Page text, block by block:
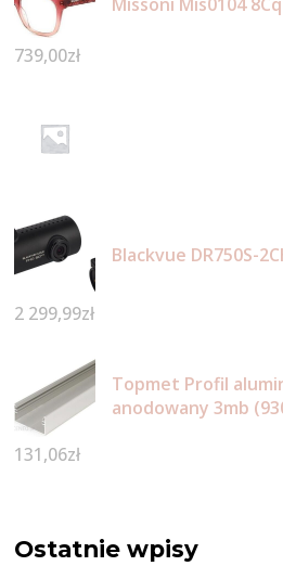
739,00zł
Blackvue DR750S-
2 299,99zł
Topmet Profil
anodowany 3mb
131,06zł
Ostatnie wpisy